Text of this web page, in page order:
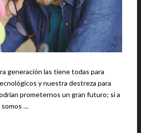
generación las tiene todas para
prometernos un gran futuro; si a
somos …